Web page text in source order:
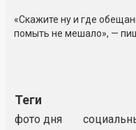
«Скажите ну и где
помыть не мешало», —
Теги
фото дня